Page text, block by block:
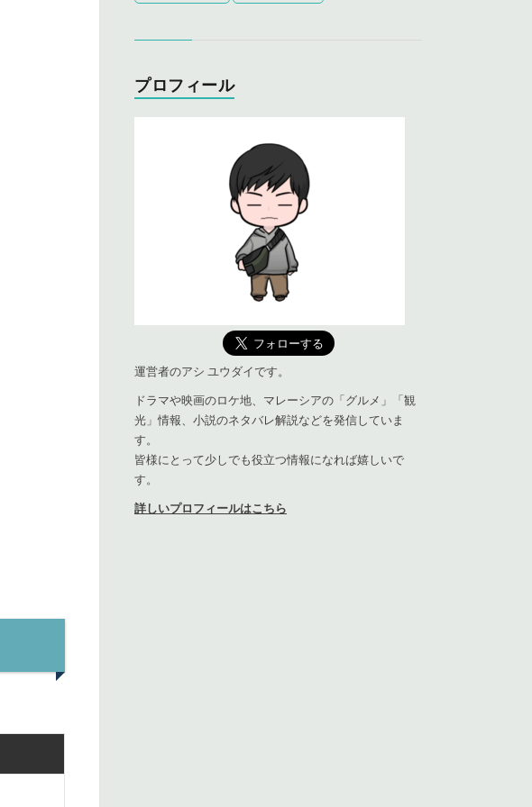
プロフィール
運営者のアシ ユウダイです。
ドラマや映画のロケ地、マレーシアの「グルメ」「観
光」情報、小説のネタバレ解説などを発信していま
す。
皆様にとって少しでも役立つ情報になれば嬉しいで
す。
詳しいプロフィールはこちら